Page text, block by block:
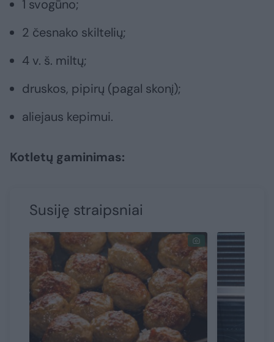
1 svogūno;
2 česnako skiltelių;
4 v. š. miltų;
druskos, pipirų (pagal skonį);
aliejaus kepimui.
Kotletų gaminimas:
Susiję straipsniai